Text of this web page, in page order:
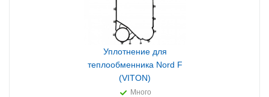
Уплотнение для
теплообменника Nord F
(VITON)
Много